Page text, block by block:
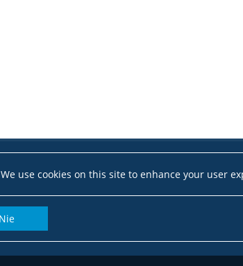
We use cookies on this site to enhance your user
Nie